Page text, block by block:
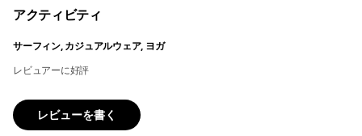
アクティビティ
サーフィン, カジュアルウェア, ヨガ
レビュアーに好評
レビューを書く